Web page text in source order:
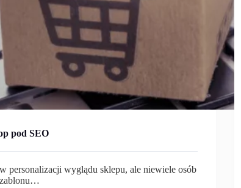
pod SEO
personalizacji wyglądu sklepu, ale niewiele osób